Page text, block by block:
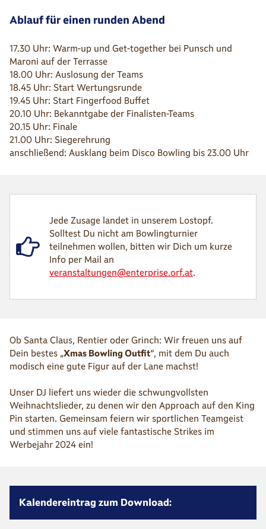
Ablauf für einen runden Abend
17.30 Uhr: Warm-up und Get-together bei Punsch und
Maroni auf der Terrasse
18.00 Uhr: Auslosung der Teams
18.45 Uhr: Start Wertungsrunde
19.45 Uhr: Start Fingerfood Buffet
20.10 Uhr: Bekanntgabe der Finalisten-Teams
20.15 Uhr: Finale
21.00 Uhr: Siegerehrung
anschließend: Ausklang beim Disco Bowling bis 23.00 Uhr
Jede Zusage landet in unserem Lostopf.
Solltest Du nicht am Bowlingturnier
teilnehmen wollen, bitten wir Dich um kurze
Info per Mail an
veranstaltungen@enterprise.orf.at.
Ob Santa Claus, Rentier oder Grinch: Wir freuen uns auf
Dein bestes „Xmas Bowling Outfit“, mit dem Du auch
modisch eine gute Figur auf der Lane machst!
Unser DJ liefert uns wieder die schwungvollsten
Weihnachtslieder, zu denen wir den Approach auf den King
Pin starten. Gemeinsam feiern wir sportlichen Teamgeist
und stimmen uns auf viele fantastische Strikes im
Werbejahr 2024 ein!
Kalendereintrag zum Download: